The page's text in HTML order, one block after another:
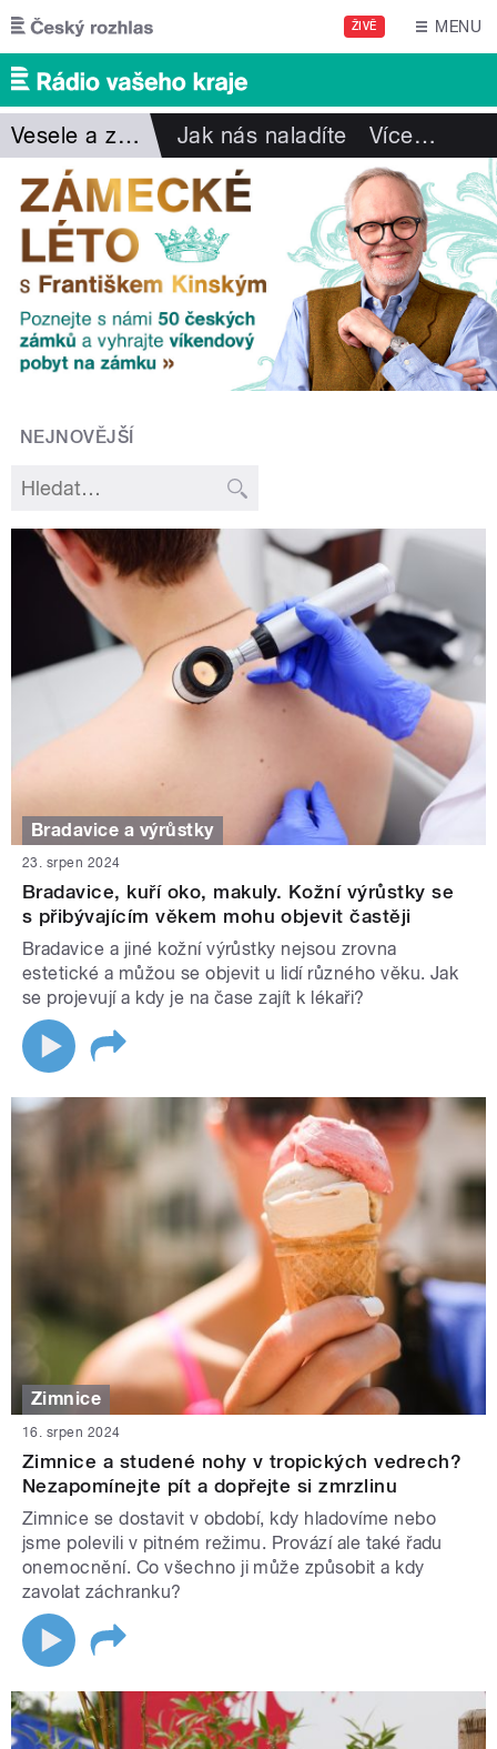
Přejít k hlavnímu obsahu
ŽIVĚ MENU
Vesele a zdravě Jak nás naladíte Více…
NEJNOVĚJŠÍ
Bradavice a výrůstky
23. srpen 2024
Bradavice, kuří oko, makuly. Kožní výrůstky se
s přibývajícím věkem mohu objevit častěji
Bradavice a jiné kožní výrůstky nejsou zrovna
estetické a můžou se objevit u lidí různého věku. Jak
se projevují a kdy je na čase zajít k lékaři?
Zimnice
16. srpen 2024
Zimnice a studené nohy v tropických vedrech?
Nezapomínejte pít a dopřejte si zmrzlinu
Zimnice se dostavit v období, kdy hladovíme nebo
jsme polevili v pitném režimu. Provází ale také řadu
onemocnění. Co všechno ji může způsobit a kdy
zavolat záchranku?